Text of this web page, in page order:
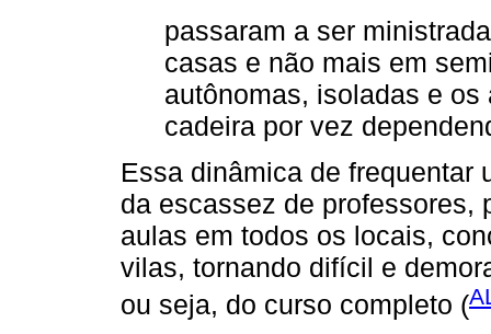
passaram a ser
casas e não mais em
autônomas, isoladas e
cadeira por vez
Essa dinâmica de frequentar
da escassez de professores,
aulas em todos os locais,
vilas, tornando difícil e
ou seja, do curso completo (